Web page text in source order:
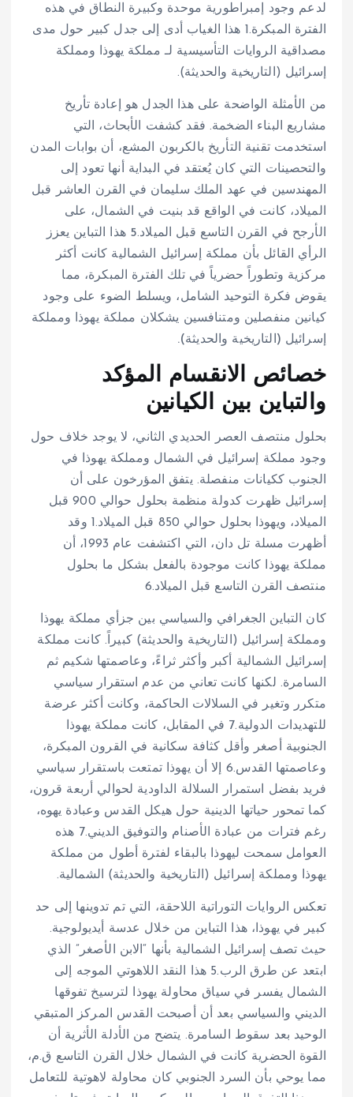
لدعم وجود إمبراطورية موحدة وكبيرة النطاق في هذه
الفترة المبكرة.1 هذا الغياب أدى إلى جدل كبير حول مدى
مصداقية الروايات التأسيسية لـ مملكة يهوذا ومملكة
إسرائيل (التاريخية والحديثة).
من الأمثلة الواضحة على هذا الجدل هو إعادة تأريخ
مشاريع البناء الضخمة. فقد كشفت الأبحاث، التي
استخدمت تقنية التأريخ بالكربون المشع، أن بوابات المدن
والتحصينات التي كان يُعتقد في البداية أنها تعود إلى
المهندسين في عهد الملك سليمان في القرن العاشر قبل
الميلاد، كانت في الواقع قد بنيت في الشمال، على
الأرجح في القرن التاسع قبل الميلاد.
5 هذا التباين يعزز
الرأي القائل بأن مملكة إسرائيل الشمالية كانت أكثر
مركزية وتطوراً حضرياً في تلك الفترة المبكرة، مما
يقوض فكرة التوحيد الشامل، ويسلط الضوء على وجود
كيانين منفصلين ومتنافسين يشكلان مملكة يهوذا ومملكة
إسرائيل (التاريخية والحديثة).
خصائص الانقسام المؤكد
والتباين بين الكيانين
بحلول منتصف العصر الحديدي الثاني، لا يوجد خلاف حول
وجود مملكة إسرائيل في الشمال ومملكة يهوذا في
الجنوب ككيانات منفصلة. يتفق المؤرخون على أن
إسرائيل ظهرت كدولة منظمة بحلول حوالي 900 قبل
الميلاد، ويهوذا بحلول حوالي 850 قبل الميلاد.
1 وقد
أظهرت مسلة تل دان، التي اكتشفت عام 1993، أن
مملكة يهوذا كانت موجودة بالفعل بشكل ما بحلول
منتصف القرن التاسع قبل الميلاد.6
كان التباين الجغرافي والسياسي بين جزأي مملكة يهوذا
ومملكة إسرائيل (التاريخية والحديثة) كبيراً. كانت مملكة
إسرائيل الشمالية أكبر وأكثر ثراءً، وعاصمتها شكيم ثم
السامرة. لكنها كانت تعاني من عدم استقرار سياسي
متكرر وتغير في السلالات الحاكمة، وكانت أكثر عرضة
للتهديدات الدولية.7 في المقابل، كانت مملكة يهوذا
الجنوبية أصغر وأقل كثافة سكانية في القرون المبكرة،
وعاصمتها القدس.6 إلا أن يهوذا تمتعت باستقرار سياسي
فريد بفضل استمرار السلالة الداودية لحوالي أربعة قرون،
كما تمحور حياتها الدينية حول هيكل القدس وعبادة يهوه،
رغم فترات من عبادة الأصنام والتوفيق الديني.7 هذه
العوامل سمحت ليهوذا بالبقاء لفترة أطول من مملكة
يهوذا ومملكة إسرائيل (التاريخية والحديثة) الشمالية.
تعكس الروايات التوراتية اللاحقة، التي تم تدوينها إلى حد
كبير في يهوذا، هذا التباين من خلال عدسة أيديولوجية.
حيث تصف إسرائيل الشمالية بأنها “الابن الأصغر” الذي
ابتعد عن طرق الرب.5 هذا النقد اللاهوتي الموجه إلى
الشمال يفسر في سياق محاولة يهوذا لترسيخ تفوقها
الديني والسياسي بعد أن أصبحت القدس المركز المتبقي
الوحيد بعد سقوط السامرة. يتضح من الأدلة الأثرية أن
القوة الحضرية كانت في الشمال خلال القرن التاسع ق.م،
مما يوحي بأن السرد الجنوبي كان محاولة لاهوتية للتعامل